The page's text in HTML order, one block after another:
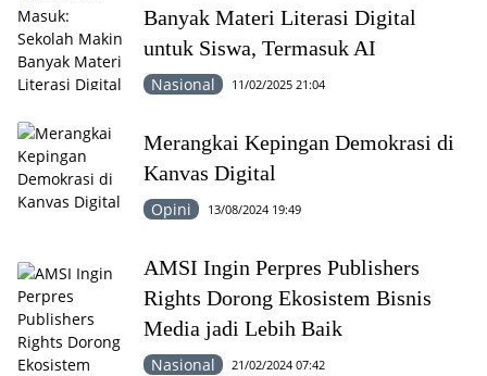
Banyak Materi Literasi Digital
untuk Siswa, Termasuk AI
Nasional 11/02/2025 21:04
Merangkai Kepingan Demokrasi di
Kanvas Digital
Opini 13/08/2024 19:49
AMSI Ingin Perpres Publishers
Rights Dorong Ekosistem Bisnis
Media jadi Lebih Baik
Nasional 21/02/2024 07:42